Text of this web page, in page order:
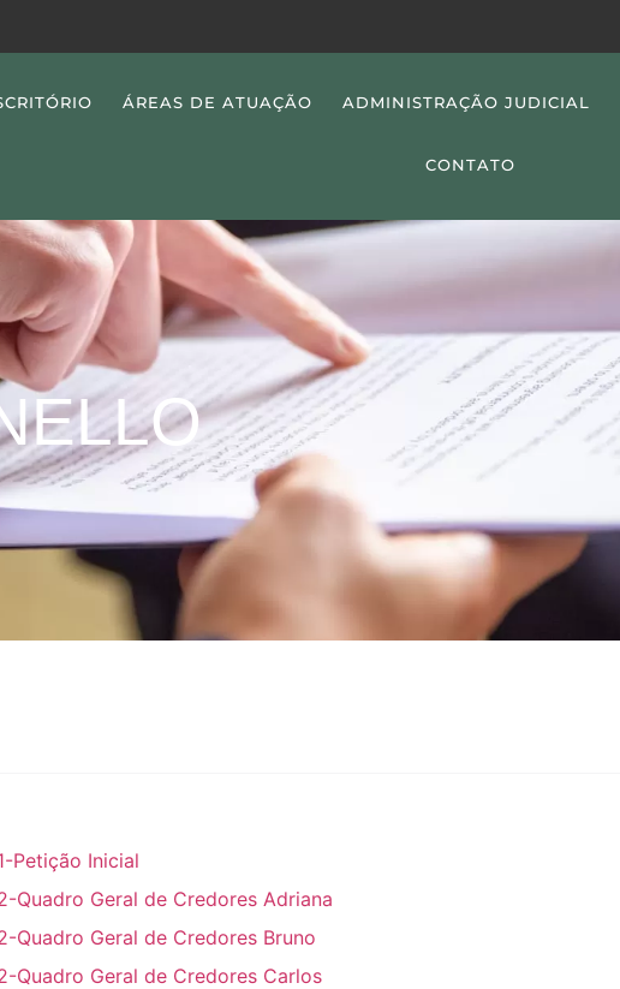
ÁREAS DE ATUAÇÃO ADMINISTRAÇÃO JUDICIAL
CONTATO
Petição Inicial
Quadro Geral de Credores Adriana
Quadro Geral de Credores Bruno
Quadro Geral de Credores Carlos